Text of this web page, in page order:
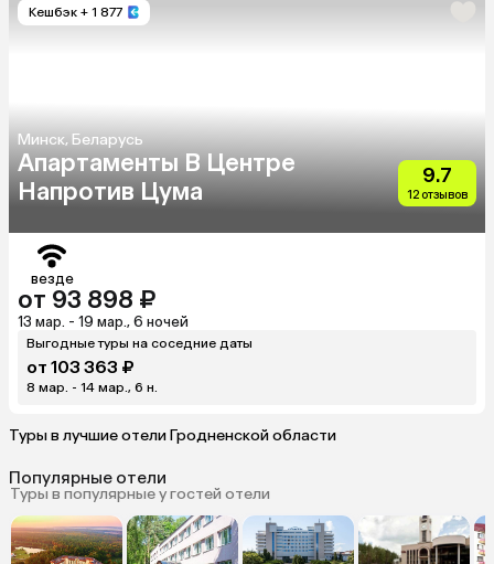
Кешбэк + 1 877
Минск, Беларусь
Апартаменты В Центре
Напротив Цума
9.7
12 отзывов
везде
от 93 898 ₽
13 мар. - 19 мар., 6 ночей
Выгодные туры на соседние даты
от 103 363 ₽
8 мар. - 14 мар., 6 н.
Туры в лучшие отели Гродненской области
Популярные отели
Туры в популярные у гостей отели